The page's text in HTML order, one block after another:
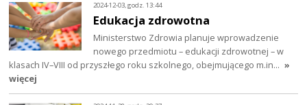
2024-12-03, godz. 13:44
Edukacja zdrowotna
Ministerstwo Zdrowia planuje wprowadzenie
nowego przedmiotu – edukacji zdrowotnej – w
klasach IV–VIII od przyszłego roku szkolnego, obejmującego m.in… »
więcej